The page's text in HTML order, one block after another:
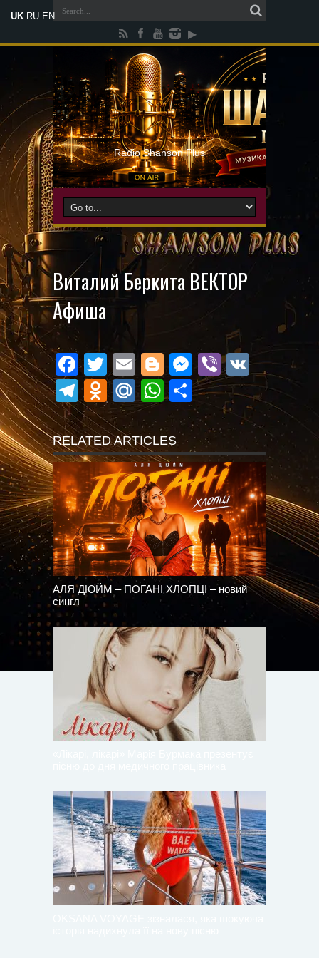
Radio Shanson Plus
Виталий Беркита ВЕКТОР
Афиша
Facebook
Twitter
EmailBlogger
Messenger
Viber
VK
Telegram
Odnoklassniki
Mail.Ru
WhatsApp
Поділитися
RELATED ARTICLES
АЛЯ ДЮЙМ – ПОГАНІ ХЛОПЦІ – новий
сингл
UK RU EN